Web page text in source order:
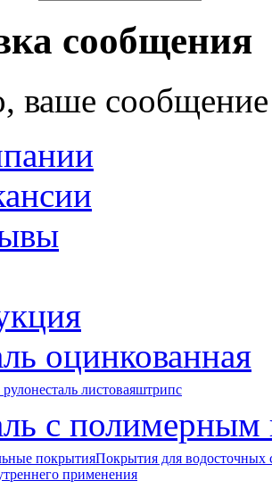
сообщения
ваше сообщение
оцинкованная
рулонесталь листоваяштрипс
с
покрытияПокрытия для водосточных
применения